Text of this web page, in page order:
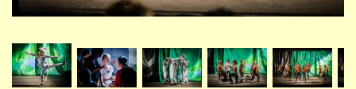
GALERIE
VIDEA - FILMOVÁ TVORBA